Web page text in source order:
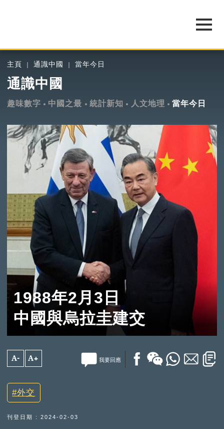
主頁 通識中國 當年今日
通識中國
趣味數字 中國之最 統計新知 人文地理 當年今日
1988年2月3日
中國與烏拉圭建交
A- A+ 我要回應
外交
刊登日期 : 2024-02-03